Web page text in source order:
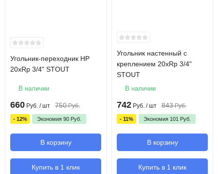
Угольник-переходник НР
20xRp 3/4" STOUT
В наличии
660 Руб. / шт 750 Руб.
- 12% Экономия 90 Руб.
В корзину
Купить в 1 клик
Угольник настенный с
креплением 20xRp 3/4"
STOUT
В наличии
742 Руб. / шт 843 Руб.
- 11% Экономия 101 Руб.
В корзину
Купить в 1 клик